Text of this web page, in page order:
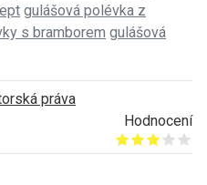
gulášová polévka z
s bramborem gulášová
práva
Hodnocení
Give it 1/5
Give it 2/5
Give it 3/5
Give it 4/5
Give it 5/5